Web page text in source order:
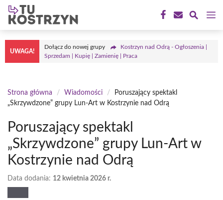
Przejdź
treści
UWAGA!
Dołącz do nowej grupy
Kostrzyn nad Odrą - Ogłoszenia |
Sprzedam | Kupię | Zamienię | Praca
Strona główna / Wiadomości /
Poruszający spektakl
„Skrzywdzone” grupy Lun-Art w Kostrzynie nad Odrą
Poruszający spektakl
„Skrzywdzone” grupy Lun-Art w
Kostrzynie nad Odrą
Data dodania: 12 kwietnia 2026 r.